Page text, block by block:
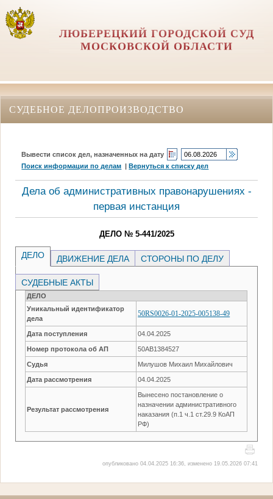
ЛЮБЕРЕЦКИЙ ГОРОДСКОЙ СУД
МОСКОВСКОЙ ОБЛАСТИ
СУДЕБНОЕ ДЕЛОПРОИЗВОДСТВО
Вывести список дел, назначенных на дату
Поиск информации по делам |Вернуться к списку дел
Дела об административных правонарушениях -
первая инстанция
ДЕЛО № 5-441/2025
ДЕЛО ДВИЖЕНИЕ ДЕЛА СТОРОНЫ ПО ДЕЛУ
СУДЕБНЫЕ АКТЫ
ДЕЛО
Уникальный идентификатор
дела
50RS0026-01-2025-005138-49
Дата поступления 04.04.2025
Номер протокола об АП 50АВ1384527
Судья Милушов Михаил Михайлович
Дата рассмотрения 04.04.2025
Результат рассмотрения
Вынесено постановление о
назначении административного
наказания (п.1 ч.1 ст.29.9 КоАП
РФ)
опубликовано 04.04.2025 16:36, изменено 19.05.2026 07:41